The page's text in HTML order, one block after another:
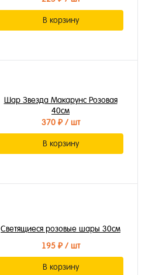
В корзину
Шар Звезда Макарунс Розовая
40см
370 ₽/ шт
В корзину
Светящиеся розовые шары 30см
195 ₽/ шт
В корзину